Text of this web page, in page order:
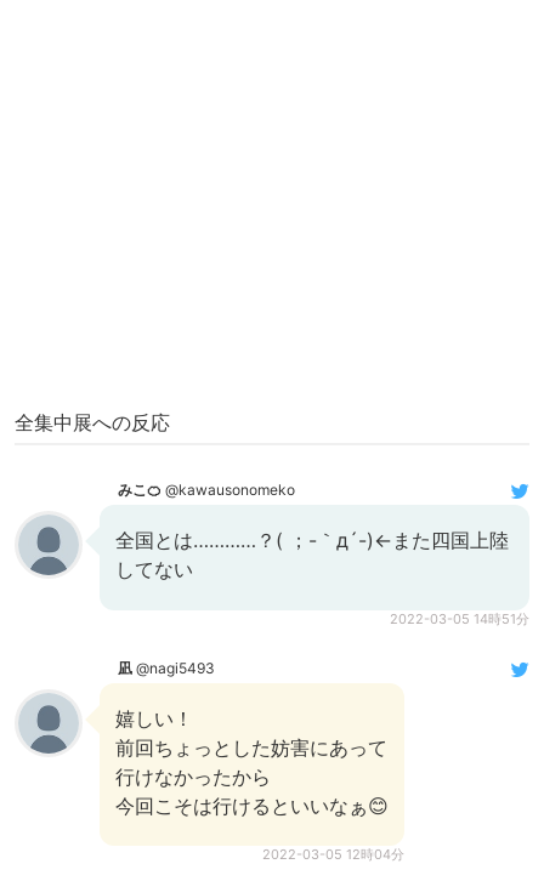
全集中展への反応
みこ🍊 @kawausonomeko
全国とは…………？( ；-｀д´-)←また四国上陸
してない
2022-03-05 14時51分
凪 @nagi5493
嬉しい！
前回ちょっとした妨害にあって
行けなかったから
今回こそは行けるといいなぁ😊
2022-03-05 12時04分